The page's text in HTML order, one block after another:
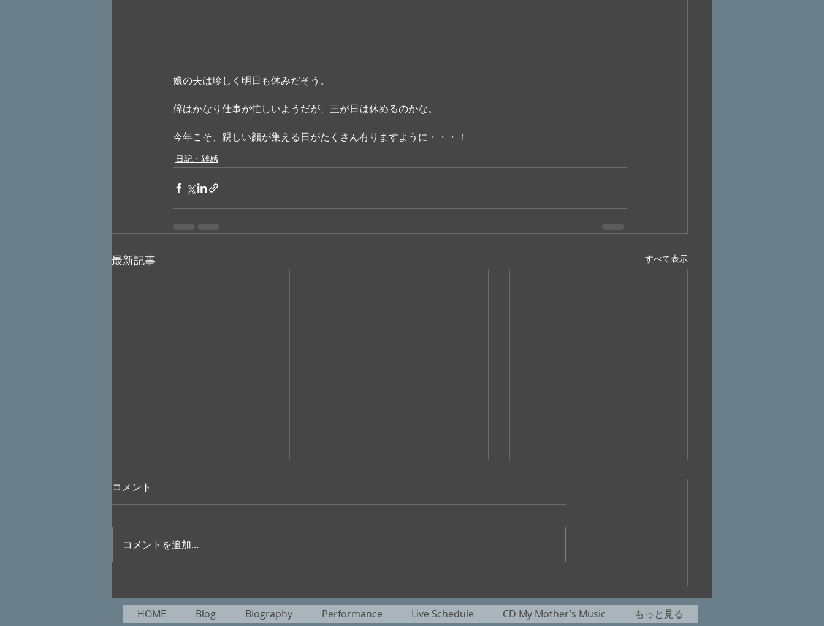
娘の夫は珍しく明日も休みだそう。
倅はかなり仕事が忙しいようだが、三が日は休めるのかな。
今年こそ、親しい顔が集える日がたくさん有りますように・・・！
日記・雑感
最新記事 すべて表示
葉月来る / 魅歌
が好き/ 魅歌
句会』
コメント
コメントを追加…
HOME Blog Biography Performance Live Schedule CD My Mother’s Music もっと見る